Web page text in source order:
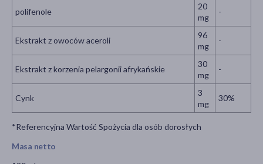
polifenole
20
mg
-
Ekstrakt z owoców aceroli
96
mg
-
Ekstrakt z korzenia pelargonii afrykańskie
30
mg
-
Cynk
3
mg
30%
*Referencyjna Wartość Spożycia dla osób dorosłych
Masa netto